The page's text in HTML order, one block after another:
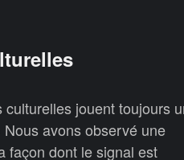
jouent toujours
avons observé une
façon dont le signal est